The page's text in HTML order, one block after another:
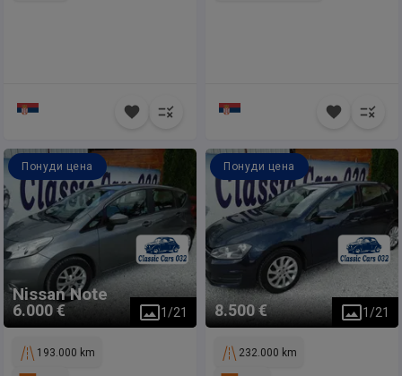
Nissan Note
6.000 €
Понуди цена
1 /21
193.000 km
8.500 €
Понуди цена
1 /21
232.000 km